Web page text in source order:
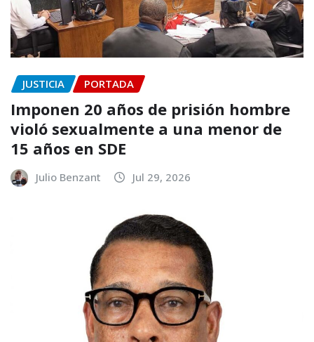
JUSTICIA PORTADA
Imponen 20 años de prisión hombre
violó sexualmente a una menor de
15 años en SDE
Julio Benzant Jul 29, 2026